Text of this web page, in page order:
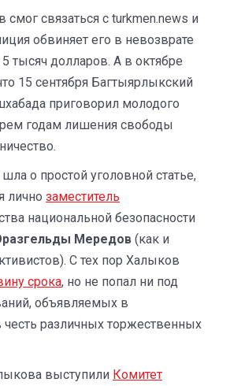
связаться с turkmen.news и
обвиняет его в невозврате
тысяч долларов. А в октябре
15 сентября Багтыярлыкский
приговорил молодого
годам лишения свободы
о простой уголовной статье,
лично заместитель
национальной безопасности
Мередов (как и
С тех пор Халыков
срока, но не попал ни под
объявляемых в
честь различных торжественных
выступили Комитет